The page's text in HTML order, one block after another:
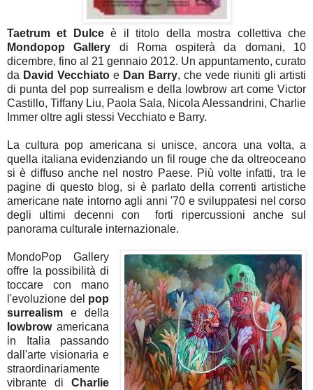
Taetrum et Dulceè il titolo della mostra collettiva che
Mondopop Gallery di Roma ospiterà da domani, 10
dicembre, fino al 21 gennaio 2012. Un appuntamento, curato
da David Vecchiato e Dan Barry, che vede riuniti gli artisti
di punta del pop surrealism e della lowbrow art come Victor
Castillo, Tiffany Liu, Paola Sala, Nicola Alessandrini, Charlie
Immer oltre agli stessi Vecchiato e Barry.
La cultura pop americana si unisce, ancora una volta, a
quella italiana evidenziando un fil rouge che da oltreoceano
si è diffuso anche nel nostro Paese. Più volte infatti, tra le
pagine di questo blog, si è parlato della correnti artistiche
americane nate intorno agli anni '70 e sviluppatesi nel corso
degli ultimi decenni con forti ripercussioni anche sul
panorama culturale internazionale.
MondoPop Gallery
offre la possibilità di
toccare con mano
l'evoluzione del pop
surrealism e della
lowbrowamericana
in Italia passando
dall'arte visionaria e
straordinariamente
vibrante diCharlie